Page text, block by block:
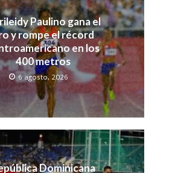
Paulino gana el
y rompe el récord
en los
400 metros
6 agosto, 2026
Dominicana